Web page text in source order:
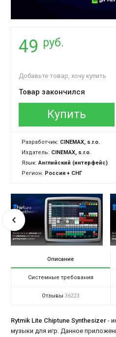
49 руб.
Добавьте товар, хочу купить
Товар закончился
Купить
Разработчик: CINEMAX, s.r.o.
Издатель: CINEMAX, s.r.o.
Язык:Английский (интерфейс)
Регион: Россия + СНГ
Описание
Системные требования
Отзывы 36223
Rytmik Lite Chiptune Synthesizer-
музыки для игр. Данное